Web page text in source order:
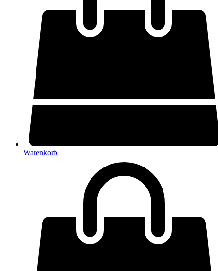
Warenkorb